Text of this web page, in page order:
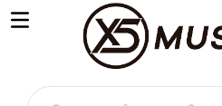
O que você procura?